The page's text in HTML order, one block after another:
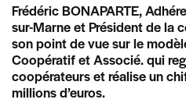
Frédéric BONAPARTE,
sur-Marne et Président de la
son point de vue sur le
Coopératif et Associé. qui
coopérateurs et réalise un
millions d’euros.